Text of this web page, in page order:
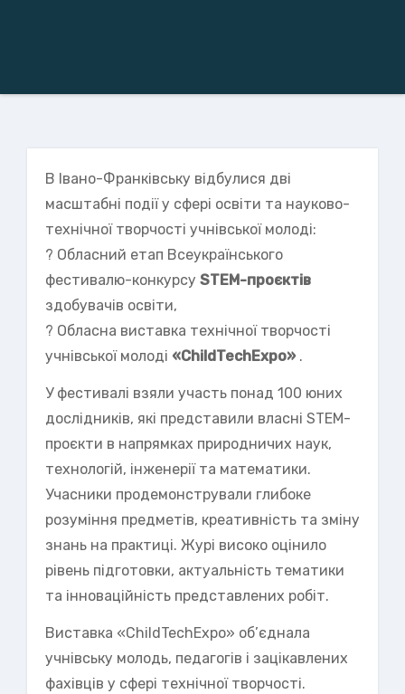
В Івано-Франківську відбулися дві
масштабні події у сфері освіти та науково-
технічної творчості учнівської молоді:
? Обласний етап Всеукраїнського
фестивалю-конкурсу STEM-проєктів
здобувачів освіти,
? Обласна виставка технічної творчості
учнівської молоді «ChildTechExpo» .
У фестивалі взяли участь понад 100 юних
дослідників, які представили власні STEM-
проєкти в напрямках природничих наук,
технологій, інженерії та математики.
Учасники продемонстрували глибоке
розуміння предметів, креативність та зміну
знань на практиці. Журі високо оцінило
рівень підготовки, актуальність тематики
та інноваційність представлених робіт.
Виставка «ChildTechExpo» об’єднала
учнівську молодь, педагогів і зацікавлених
фахівців у сфері технічної творчості.